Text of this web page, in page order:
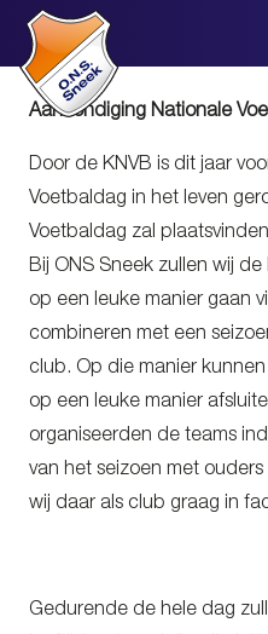
Aankondiging Nationale
Door de KNVB is dit jaar
Voetbaldag in het leven
Voetbaldag zal
Bij ONS Sneek zullen wij
op een leuke manier gaan
combineren met een
club. Op die manier
op een leuke manier
organiseerden de teams
van het seizoen met
wij daar als club graag in
Gedurende de hele dag